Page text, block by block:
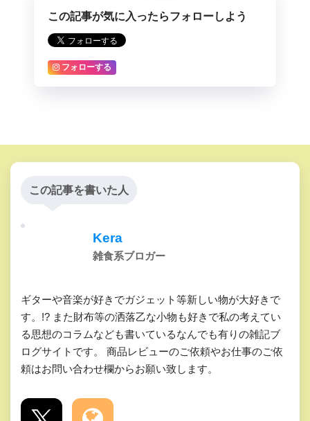
この記事が気に入ったらフォローしよう
フォローする
この記事を書いた人
Kera
雑食系ブロガー
ギターや音楽が好きでガジェット等新しい物が大好きで
す。!? また財布等の洒落乙な小物も好きで私の考えてい
る思想のコラムなども書いているなんでも有りの雑記ブ
ログサイトです。 商品レビューのご依頼やお仕事のご依
頼はお問い合わせ欄からお願い致します。